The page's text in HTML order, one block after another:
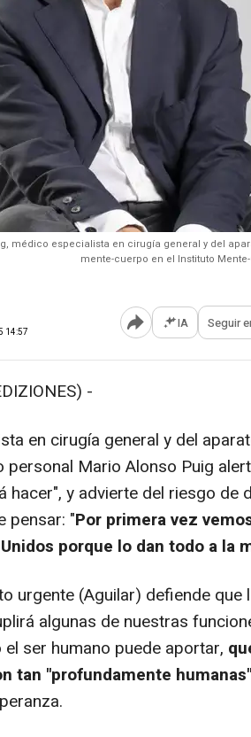
médico especialista en cirugía general y del
mente-cuerpo en el Instituto
14:57 Abrir opciones para
IA Seguir
-
en cirugía general y del
Mario Alonso Puig
hacer", y advierte del riesgo de
pensar: "Por primera vez
porque lo dan todo a la
urgente (Aguilar) defiende que
algunas de nuestras
ser humano puede aportar,
tan "profundamente humanas"